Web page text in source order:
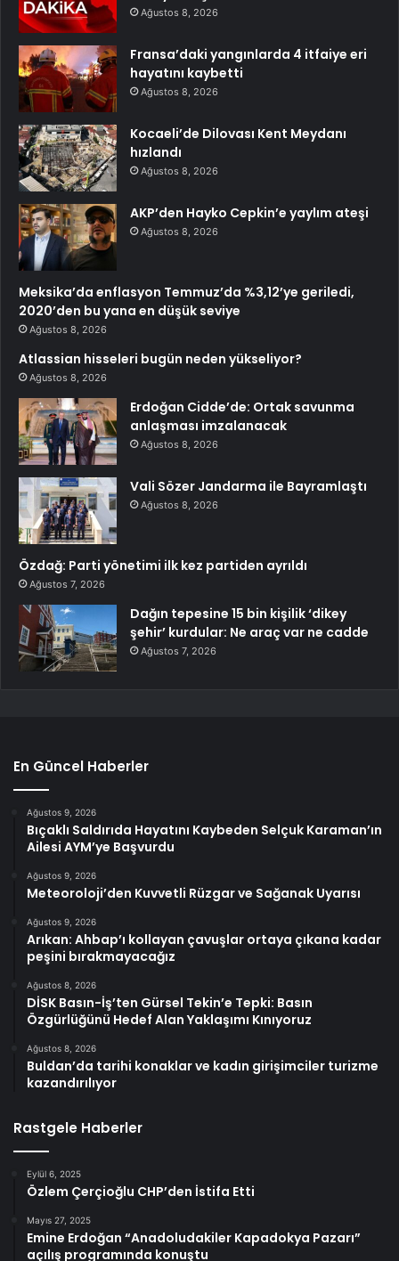
Ağustos 8, 2026
Fransa’daki yangınlarda 4 itfaiye eri
hayatını kaybetti
Ağustos 8, 2026
Kocaeli’de Dilovası Kent Meydanı
hızlandı
Ağustos 8, 2026
AKP’den Hayko Cepkin’e yaylım ateşi
Ağustos 8, 2026
Meksika’da enflasyon Temmuz’da %3,12’ye geriledi,
2020’den bu yana en düşük seviye
Ağustos 8, 2026
Atlassian hisseleri bugün neden yükseliyor?
Ağustos 8, 2026
Erdoğan Cidde’de: Ortak savunma
anlaşması imzalanacak
Ağustos 8, 2026
Vali Sözer Jandarma ile Bayramlaştı
Ağustos 8, 2026
Özdağ: Parti yönetimi ilk kez partiden ayrıldı
Ağustos 7, 2026
Dağın tepesine 15 bin kişilik ‘dikey
şehir’ kurdular: Ne araç var ne cadde
Ağustos 7, 2026
En Güncel Haberler
Ağustos 9, 2026
Bıçaklı Saldırıda Hayatını Kaybeden Selçuk Karaman’ın
Ailesi AYM’ye Başvurdu
Ağustos 9, 2026
Meteoroloji’den Kuvvetli Rüzgar ve Sağanak Uyarısı
Ağustos 9, 2026
Arıkan: Ahbap’ı kollayan çavuşlar ortaya çıkana kadar
peşini bırakmayacağız
Ağustos 8, 2026
DİSK Basın-İş’ten Gürsel Tekin’e Tepki: Basın
Özgürlüğünü Hedef Alan Yaklaşımı Kınıyoruz
Ağustos 8, 2026
Buldan’da tarihi konaklar ve kadın girişimciler turizme
kazandırılıyor
Rastgele Haberler
Eylül 6, 2025
Özlem Çerçioğlu CHP’den İstifa Etti
Mayıs 27, 2025
Emine Erdoğan “Anadoludakiler Kapadokya Pazarı”
açılış programında konuştu